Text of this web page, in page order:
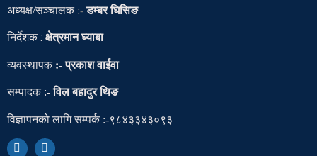
अध्यक्ष/सञ्चालक:- डम्बर घिसिङ
निर्देशक : क्षेत्रमान घ्याबा
व्यवस्थापक :- प्रकाश वाईवा
सम्पादक:- विल बहादुर थिङ
विज्ञापनको लागि सम्पर्क :-९८४३३४३०९३